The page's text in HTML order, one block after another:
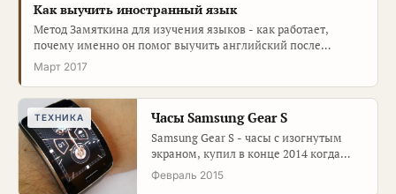
Как выучить иностранный язык
Метод Замяткина для изучения языков - как работает,
почему именно он помог выучить английский после…
Март 2017
ТЕХНИКА Часы Samsung Gear S
Samsung Gear S - часы с изогнутым
экраном, купил в конце 2014 когда
курс ещё не улетел.
Февраль 2015